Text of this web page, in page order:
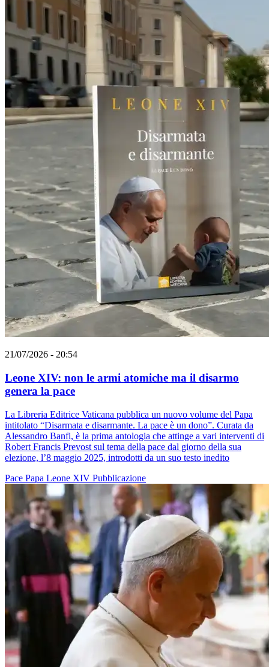
21/07/2026 - 20:54
Leone XIV: non le armi atomiche ma il disarmo
genera la pace
La Libreria Editrice Vaticana pubblica un nuovo volume del Papa
intitolato “Disarmata e disarmante. La pace è un dono”. Curata da
Alessandro Banfi, è la prima antologia che attinge a vari interventi di
Robert Francis Prevost sul tema della pace dal giorno della sua
elezione, l’8 maggio 2025, introdotti da un suo testo inedito
Pace Papa Leone XIV Pubblicazione